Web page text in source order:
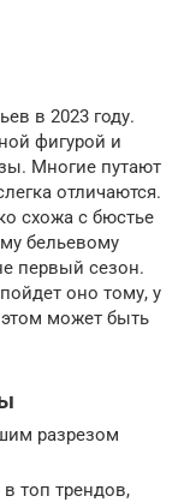
в 2023 году.
фигурой и
Многие путают
отличаются.
схожа с бюстье
бельевому
первый сезон.
оно тому, у
может быть
разрезом
топ трендов,